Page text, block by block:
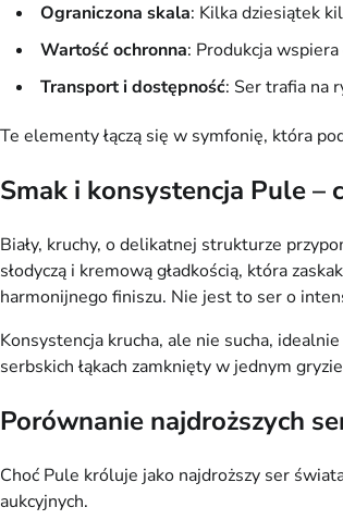
Ograniczona skala: Kilka dziesiątek
Wartość ochronna: Produkcja
Transport i dostępność: Ser trafia na
Te elementy łączą się w symfonię, która
Smak i konsystencja Pule –
Biały, kruchy, o delikatnej strukturze
słodyczą i kremową gładkością, która
harmonijnego finiszu. Nie jest to ser o
Konsystencja krucha, ale nie sucha,
serbskich łąkach zamknięty w jednym
Porównanie najdroższych
Choć Pule króluje jako najdroższy ser
aukcyjnych.